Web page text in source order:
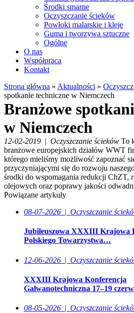
Środki smarne
Oczyszczanie ścieków
Powłoki malarskie i kleje
Guma i tworzywa sztuczne
Ogólne
O nas
Współpraca
Kontakt
Strona główna » Aktualności »
spotkanie techniczne w Niemczech
Branżowe
w Niemczech
12-02-2019 | Oczyszczanie ścieków To
branżowe europejskich działów WWT
którego mieliśmy możliwość zapoznać
przyczyniającymi się do rozwoju
środki do wspomagania redukcji ChZT,
olejowych oraz poprawy jakości
Powiązane artykuły
08-07-2026 | Oczyszczanie
Jubileuszowa XXXIII Krajowa
Polskiego Towarzystwa…
12-06-2026 | Oczyszczanie
XXXIII Krajowa Konferencja
Galwanotechniczna 17–19
08-05-2026 | Oczyszczanie